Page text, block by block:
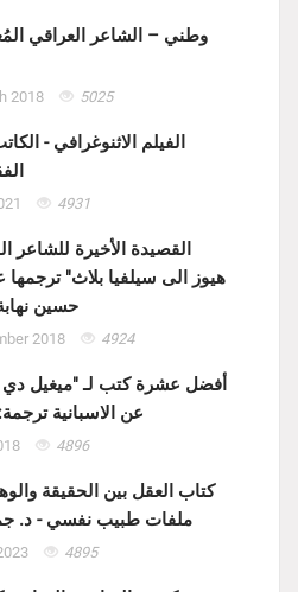
وطني – الشاعر العراقي
2018 5025
الفيلم الاثنوغرافي -
4931
هيوز الى سيلفيا بلاث" ترجمها
حسين نهابة 19/7/
2018 4924
أفضل عشرة كتب لـ "ميغيل
عن الاسبانية
4896
كتاب العقل بين الحقيقة
ملفات طبيب نفسي - د.
4895